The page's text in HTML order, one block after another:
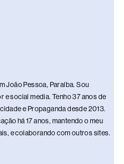
João Pessoa, Paraíba. Sou
social media. Tenho 37 anos de
e Propaganda desde 2013.
há 17 anos, mantendo o meu
e colaborando com outros sites.